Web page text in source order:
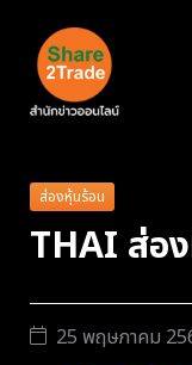
ส่องหุ้นร้อน
THAI ส่อ
25 พฤษภาคม